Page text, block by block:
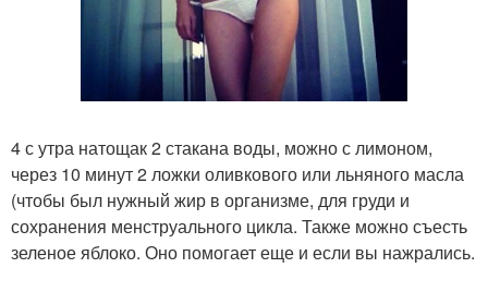
4 с утра натощак 2 стакана воды, можно с лимоном,
через 10 минут 2 ложки оливкового или льняного масла
(чтобы был нужный жир в организме, для груди и
сохранения менструального цикла. Также можно съесть
зеленое яблоко. Оно помогает еще и если вы нажрались.